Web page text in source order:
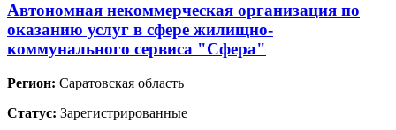
Автономная некоммерческая организация по
оказанию услуг в сфере жилищно-
коммунального сервиса "Сфера"
Регион: Саратовская область
Статус: Зарегистрированные